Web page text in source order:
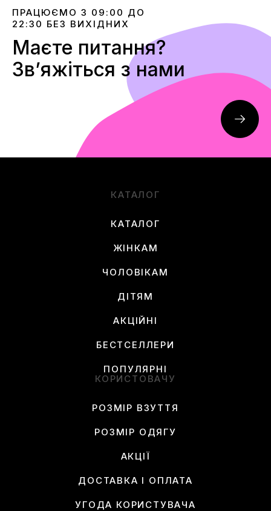
ПРАЦЮЄМО З 09:00 ДО
22:30 БЕЗ ВИХІДНИХ
Маєте питання?
Звʼяжіться з нами
КАТАЛОГ
КАТАЛОГ
ЖІНКАМ
ЧОЛОВІКАМ
ДІТЯМ
АКЦІЙНІ
БЕСТСЕЛЛЕРИ
ПОПУЛЯРНІ
КОРИСТОВАЧУ
РОЗМІР ВЗУТТЯ
РОЗМІР ОДЯГУ
АКЦІЇ
ДОСТАВКА І ОПЛАТА
УГОДА КОРИСТУВАЧА